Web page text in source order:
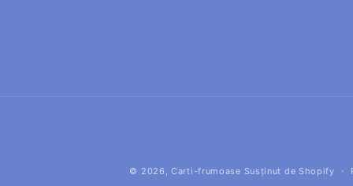
© 2026,Carti-frumoase Susținut de Shopify